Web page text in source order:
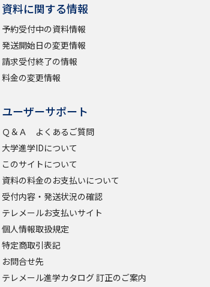
資料に関する情報
予約受付中の資料情報
発送開始日の変更情報
請求受付終了の情報
料金の変更情報
ユーザーサポート
Ｑ＆Ａ よくあるご質問
大学進学IDについて
このサイトについて
資料の料金のお支払いについて
受付内容・発送状況の確認
テレメールお支払いサイト
個人情報取扱規定
特定商取引表記
お問合せ先
テレメール進学カタログ 訂正のご案内